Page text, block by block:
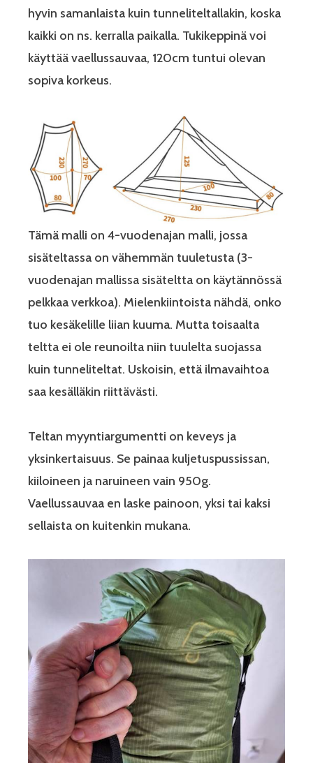
hyvin samanlaista kuin tunneliteltallakin, koska
kaikki on ns. kerralla paikalla. Tukikeppinä voi
käyttää vaellussauvaa, 120cm tuntui olevan
sopiva korkeus.
Tämä malli on 4-vuodenajan malli, jossa
sisäteltassa on vähemmän tuuletusta (3-
vuodenajan mallissa sisäteltta on käytännössä
pelkkaa verkkoa). Mielenkiintoista nähdä, onko
tuo kesäkelille liian kuuma. Mutta toisaalta
teltta ei ole reunoilta niin tuulelta suojassa
kuin tunneliteltat. Uskoisin, että ilmavaihtoa
saa kesälläkin riittävästi.
Teltan myyntiargumentti on keveys ja
yksinkertaisuus. Se painaa kuljetuspussissan,
kiiloineen ja naruineen vain 950g.
Vaellussauvaa en laske painoon, yksi tai kaksi
sellaista on kuitenkin mukana.